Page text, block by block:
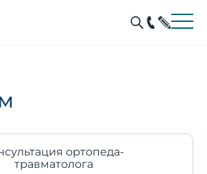
ортопеда-
травматолога